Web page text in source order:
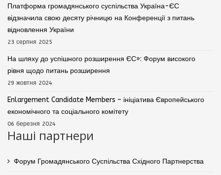
Платформа громадянського суспільства Україна-ЄС
відзначила свою десяту річницю на Конференції з питань
відновлення України
23 серпня 2025
На шляху до успішного розширення ЄС»: Форум високого
рівня щодо питань розширення
29 жовтня 2024
Enlargement Candidate Members – ініціатива Європейського
економічного та соціального комітету
06 березня 2024
Наші партнери
Форум Громадянського Суспільства Східного Партнерства